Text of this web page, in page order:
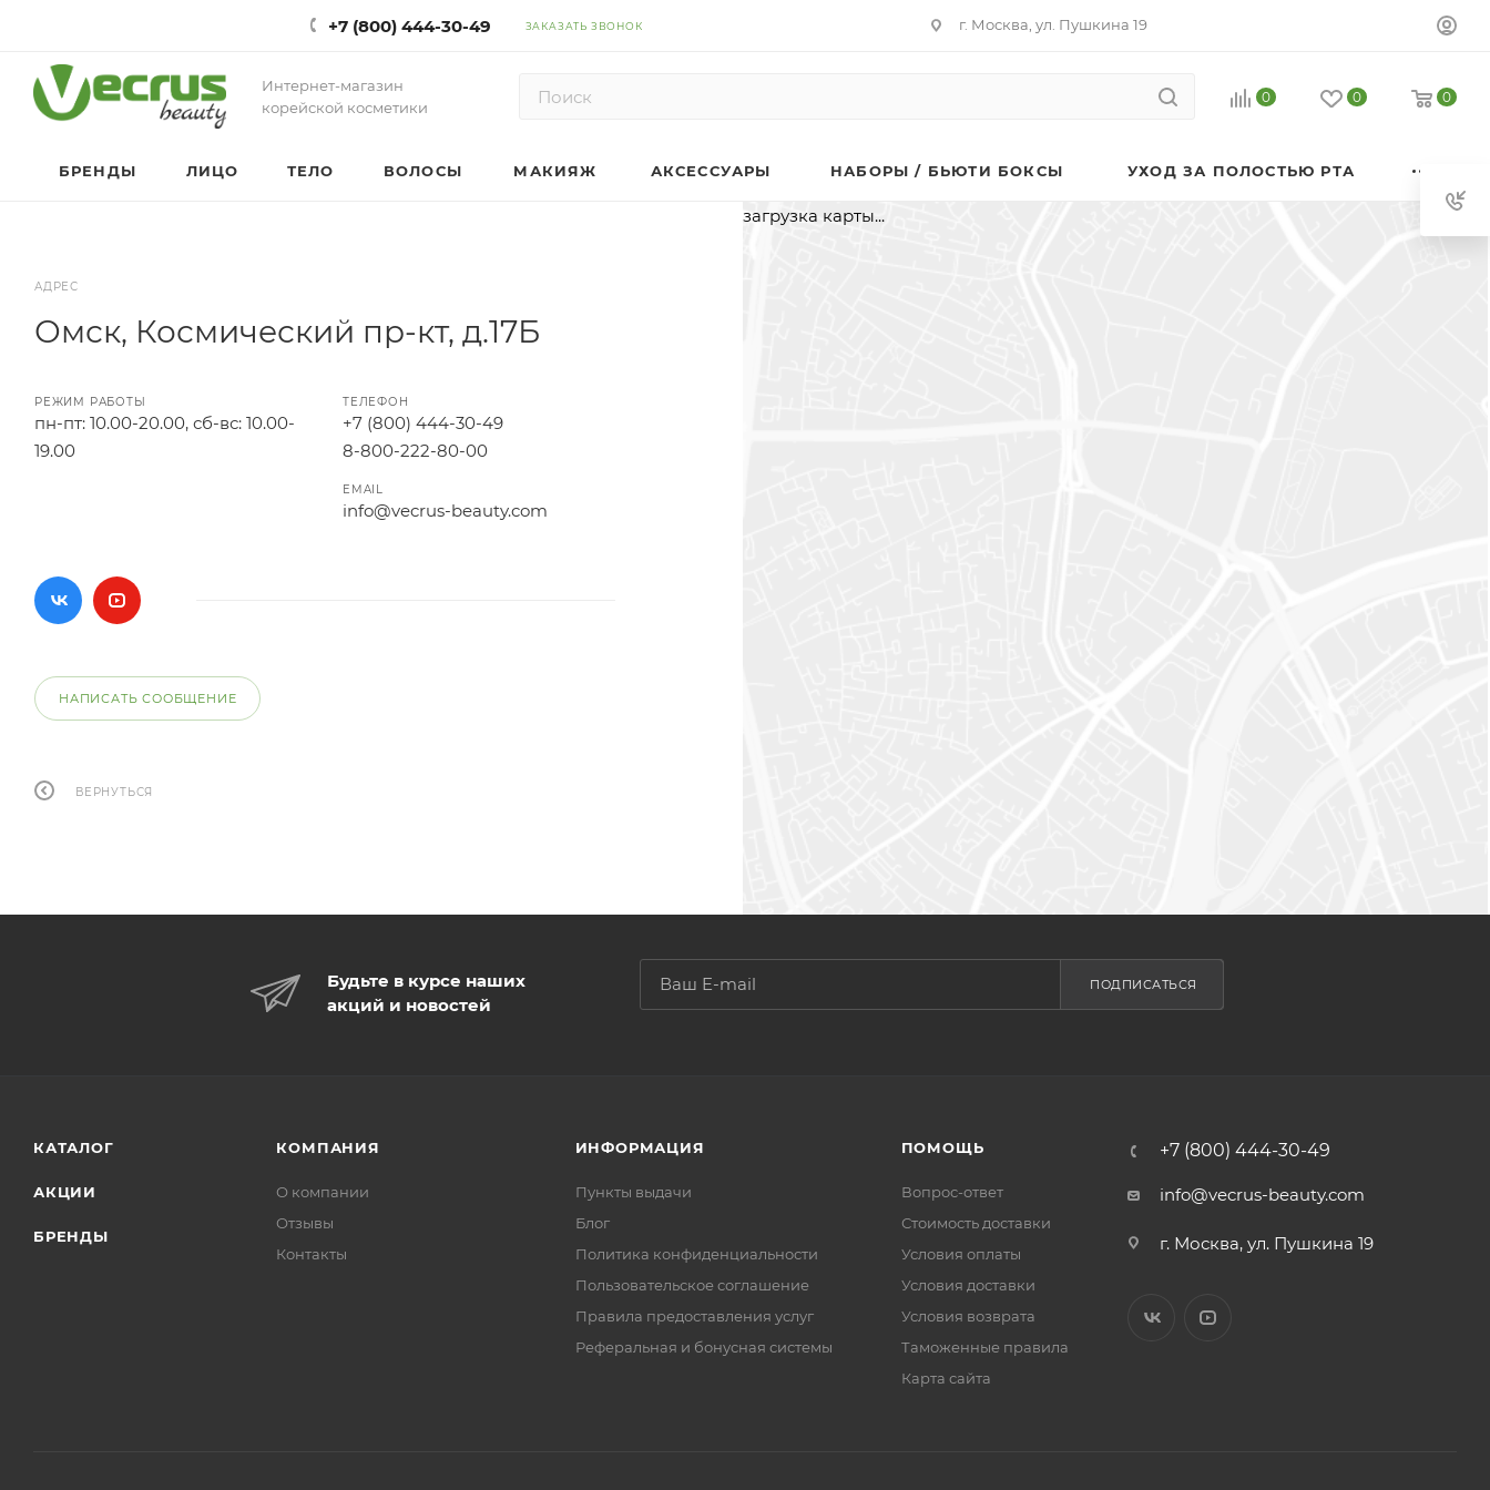
+7 (800) 444-30-49 ЗАКАЗАТЬ ЗВОНОК г. Москва, ул. Пушкина 19
Интернет-магазин
корейской косметики
0 0 0
БРЕНДЫ ЛИЦО ТЕЛО ВОЛОСЫ МАКИЯЖ АКСЕССУАРЫ НАБОРЫ / БЬЮТИ БОКСЫ УХОД ЗА ПОЛОСТЬЮ РТА
АДРЕС
Омск, Космический пр-кт, д.17Б
РЕЖИМ РАБОТЫ
пн-пт: 10.00-20.00, сб-вс: 10.00-
19.00
ТЕЛЕФОН
+7 (800) 444-30-49
8-800-222-80-00
EMAIL
info@vecrus-beauty.com
НАПИСАТЬ СООБЩЕНИЕ
ВЕРНУТЬСЯ
загрузка карты...
Будьте в курсе наших
акций и новостей
ПОДПИСАТЬСЯ
КАТАЛОГ
АКЦИИ
БРЕНДЫ
КОМПАНИЯ
О компании
Отзывы
Контакты
ИНФОРМАЦИЯ
Пункты выдачи
Блог
Политика конфиденциальности
Пользовательское соглашение
Правила предоставления услуг
Реферальная и бонусная системы
ПОМОЩЬ
Вопрос-ответ
Стоимость доставки
Условия оплаты
Условия доставки
Условия возврата
Таможенные правила
Карта сайта
+7 (800) 444-30-49
info@vecrus-beauty.com
г. Москва, ул. Пушкина 19